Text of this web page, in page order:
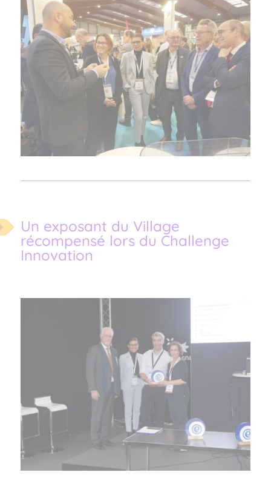
Un exposant du Village
récompensé lors du Challenge
Innovation